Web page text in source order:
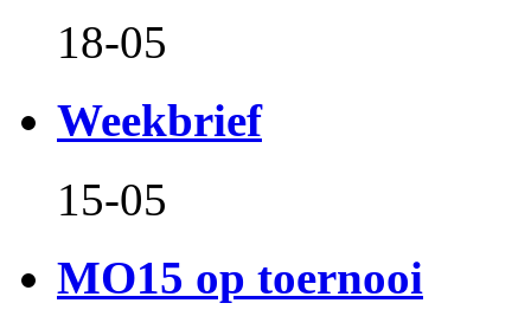
18-05
Weekbrief
15-05
MO15 op toernooi